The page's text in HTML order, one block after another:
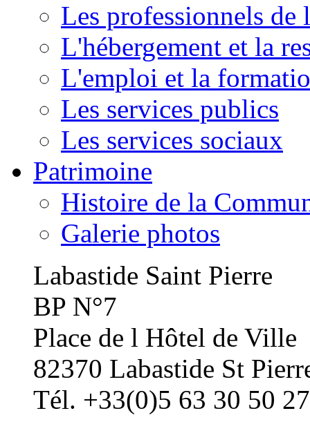
Les professionnels de
L'hébergement et la
L'emploi et la
Les services publics
Les services sociaux
Patrimoine
Histoire de la
Galerie photos
Labastide Saint Pierre
BP N°7
Place de l Hôtel de Ville
82370 Labastide St
Tél. +33(0)5 63 30 50 27